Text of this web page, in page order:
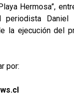
Hermosa”,
Daniel
la ejecución del
por: